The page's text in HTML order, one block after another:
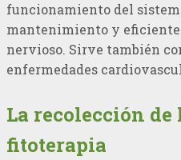
funcionamiento del
mantenimiento y
nervioso. Sirve también
enfermedades
La recolección
fitoterapia